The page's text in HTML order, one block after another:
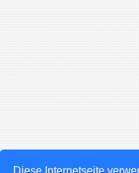
Diese Internetseite